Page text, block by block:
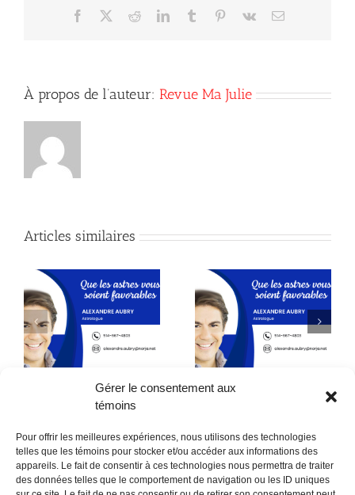
Gérer le consentement aux
témoins
Pour offrir les meilleures expériences, nous utilisons des technologies
telles que les témoins pour stocker et/ou accéder aux informations des
appareils. Le fait de consentir à ces technologies nous permettra de traiter
des données telles que le comportement de navigation ou les ID uniques
Facebook RedditLinkedInTumblr Pinterest
Vk Courriel
À propos de l’auteur: Revue Ma Julie
Articles similaires
Astrologie Astrologie